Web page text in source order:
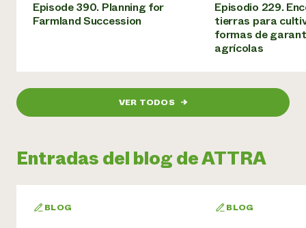
Episode 390. Planning for
Farmland Succession
Episodio 229.
tierras para
formas de
agrícolas
VER TODOS →
Entradas del blog de ATTRA
BLOG BLOG